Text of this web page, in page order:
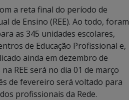
a reta final do período de
de Ensino (REE). Ao todo, foram
as 345 unidades escolares,
de Educação Profissional e,
ainda em dezembro de
REE será no dia 01 de março
de fevereiro será voltado para
profissionais da Rede.